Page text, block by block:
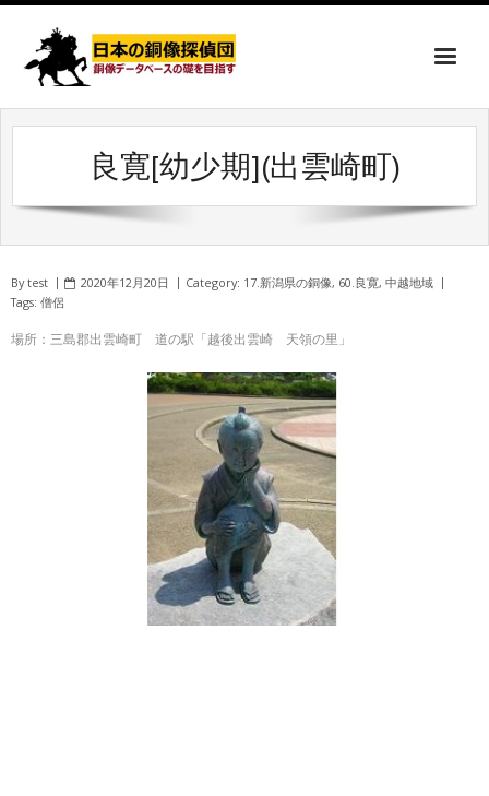
良寛[幼少期](出雲崎町)
Bytest 2020年12月20日 Category: 17.新潟県の銅像, 60.良寛, 中越地域
Tags: 僧侶
場所：三島郡出雲崎町 道の駅「越後出雲崎 天領の里」